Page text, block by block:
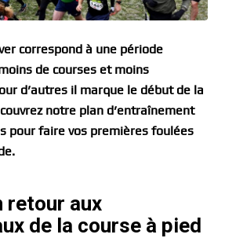
correspond à une période
de courses et moins
d’autres il marque le début de la
notre plan d’entraînement
pour faire vos premières foulées
retour aux
de la course à pied